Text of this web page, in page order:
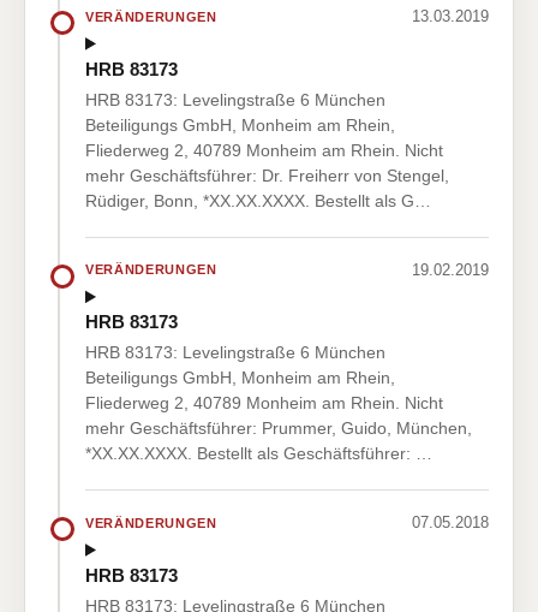
VERÄNDERUNGEN 13.03.2019
HRB 83173
HRB 83173: Levelingstraße 6 München
Beteiligungs GmbH, Monheim am Rhein,
Fliederweg 2, 40789 Monheim am Rhein. Nicht
mehr Geschäftsführer: Dr. Freiherr von Stengel,
Rüdiger, Bonn, *XX.XX.XXXX. Bestellt als G…
VERÄNDERUNGEN 19.02.2019
HRB 83173
HRB 83173: Levelingstraße 6 München
Beteiligungs GmbH, Monheim am Rhein,
Fliederweg 2, 40789 Monheim am Rhein. Nicht
mehr Geschäftsführer: Prummer, Guido, München,
*XX.XX.XXXX. Bestellt als Geschäftsführer: …
VERÄNDERUNGEN 07.05.2018
HRB 83173
HRB 83173: Levelingstraße 6 München